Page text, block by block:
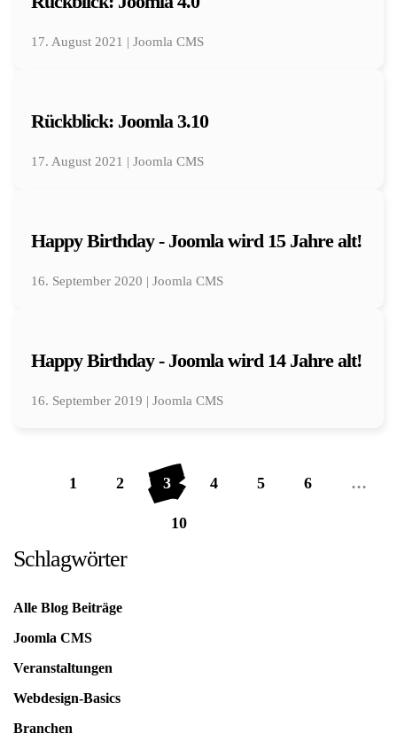
17. August 2021 | Joomla CMS
Rückblick: Joomla 3.10
17. August 2021 | Joomla CMS
Happy Birthday - Joomla wird 15 Jahre alt!
16. September 2020 | Joomla CMS
Happy Birthday - Joomla wird 14 Jahre alt!
16. September 2019 | Joomla CMS
1 2 3 4 5 6 …
10
Schlagwörter
Alle Blog Beiträge
Joomla CMS
Veranstaltungen
Webdesign-Basics
Branchen